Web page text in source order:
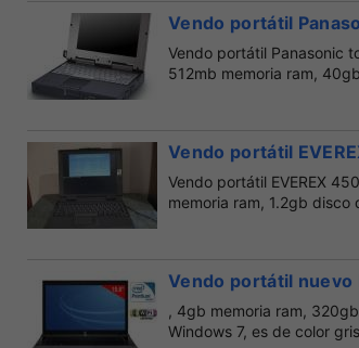
Vendo portátil
Vendo portátil Panasonic
512mb memoria ram,
Vendo portátil
Vendo portátil EVEREX
memoria ram, 1.2gb
Vendo portátil
, 4gb memoria ram,
Windows 7, es de color